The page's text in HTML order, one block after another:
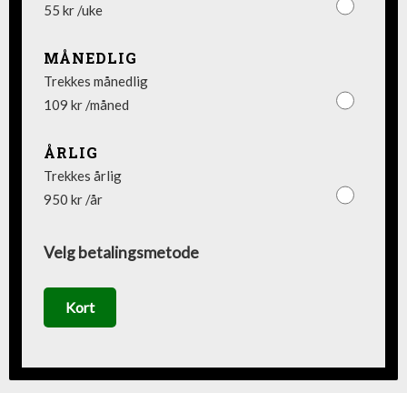
55 kr /uke
MÅNEDLIG
Trekkes månedlig
109 kr /måned
ÅRLIG
Trekkes årlig
950 kr /år
Velg betalingsmetode
Kort